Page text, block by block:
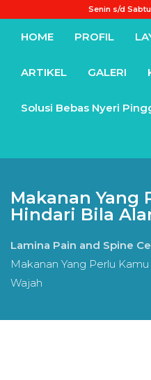
Senin s/d
HOME PROFIL
ARTIKEL GALERI
Solusi Bebas Nyeri
Makanan Yang
Hindari Bila
Lamina Pain and Spine
Makanan Yang Perlu
Wajah